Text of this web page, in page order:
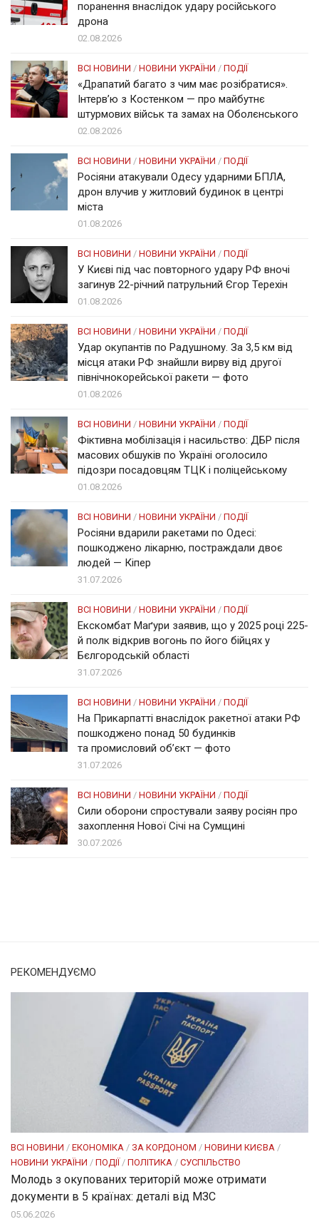
поранення внаслідок удару російського
дрона
02.08.2026
ВСІ НОВИНИ / НОВИНИ УКРАЇНИ / ПОДІЇ
«Драпатий багато з чим має розібратися».
Інтерв’ю з Костенком — про майбутнє
штурмових військ та замах на Оболєнського
02.08.2026
ВСІ НОВИНИ / НОВИНИ УКРАЇНИ / ПОДІЇ
Росіяни атакували Одесу ударними БПЛА,
дрон влучив у житловий будинок в центрі
міста
01.08.2026
ВСІ НОВИНИ / НОВИНИ УКРАЇНИ / ПОДІЇ
У Києві під час повторного удару РФ вночі
загинув 22-річний патрульний Єгор Терехін
01.08.2026
ВСІ НОВИНИ / НОВИНИ УКРАЇНИ / ПОДІЇ
Удар окупантів по Радушному. За 3,5 км від
місця атаки РФ знайшли вирву від другої
північнокорейської ракети — фото
01.08.2026
ВСІ НОВИНИ / НОВИНИ УКРАЇНИ / ПОДІЇ
Фіктивна мобілізація і насильство: ДБР після
масових обшуків по Україні оголосило
підозри посадовцям ТЦК і поліцейському
01.08.2026
ВСІ НОВИНИ / НОВИНИ УКРАЇНИ / ПОДІЇ
Росіяни вдарили ракетами по Одесі:
пошкоджено лікарню, постраждали двоє
людей — Кіпер
31.07.2026
ВСІ НОВИНИ / НОВИНИ УКРАЇНИ / ПОДІЇ
Екскомбат Маґури заявив, що у 2025 році 225-
й полк відкрив вогонь по його бійцях у
Бєлгородській області
31.07.2026
ВСІ НОВИНИ / НОВИНИ УКРАЇНИ / ПОДІЇ
На Прикарпатті внаслідок ракетної атаки РФ
пошкоджено понад 50 будинків
та промисловий об’єкт — фото
31.07.2026
ВСІ НОВИНИ / НОВИНИ УКРАЇНИ / ПОДІЇ
Сили оборони спростували заяву росіян про
захоплення Нової Січі на Сумщині
30.07.2026
РЕКОМЕНДУЄМО
ВСІ НОВИНИ / ЕКОНОМІКА / ЗА КОРДОНОМ / НОВИНИ КИЄВА /
НОВИНИ УКРАЇНИ / ПОДІЇ / ПОЛІТИКА / СУСПІЛЬСТВО
Молодь з окупованих територій може отримати
документи в 5 країнах: деталі від МЗС
05.06.2026